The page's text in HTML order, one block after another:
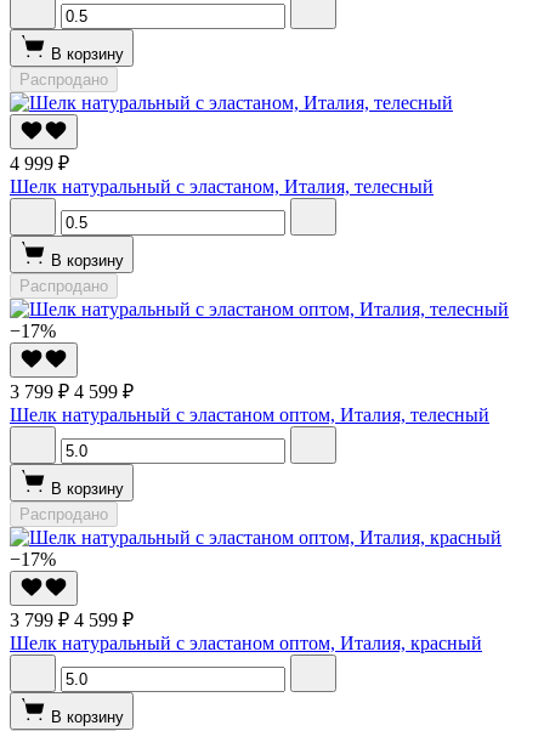
В корзину
Распродано
4 999 ₽
Шелк натуральный с эластаном, Италия, телесный
В корзину
Распродано
−17%
3 799 ₽ 4 599 ₽
Шелк натуральный с эластаном оптом, Италия, телесный
В корзину
Распродано
−17%
3 799 ₽ 4 599 ₽
Шелк натуральный с эластаном оптом, Италия, красный
В корзину